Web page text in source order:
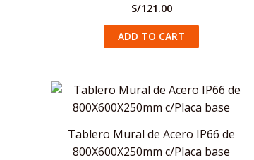
S/121.00
ADD TO CART
Tablero Mural de Acero IP66 de
800X600X250mm c/Placa base